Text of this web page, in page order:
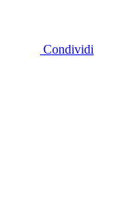
Condividi